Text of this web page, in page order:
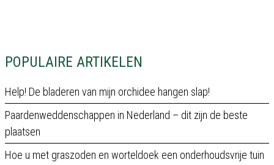
POPULAIRE ARTIKELEN
Help! De bladeren van mijn orchidee hangen slap!
Paardenweddenschappen in Nederland – dit zijn de beste
plaatsen
Hoe u met graszoden en worteldoek een onderhoudsvrije tuin